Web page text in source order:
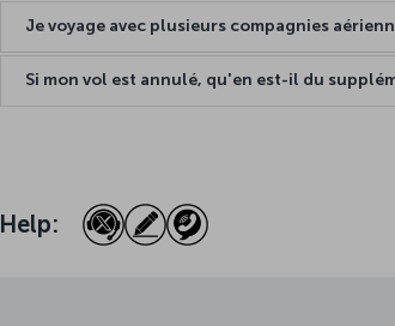
Je voyage avec plusieurs compagnies
Si mon vol est annulé, qu'en est-il du
Help: